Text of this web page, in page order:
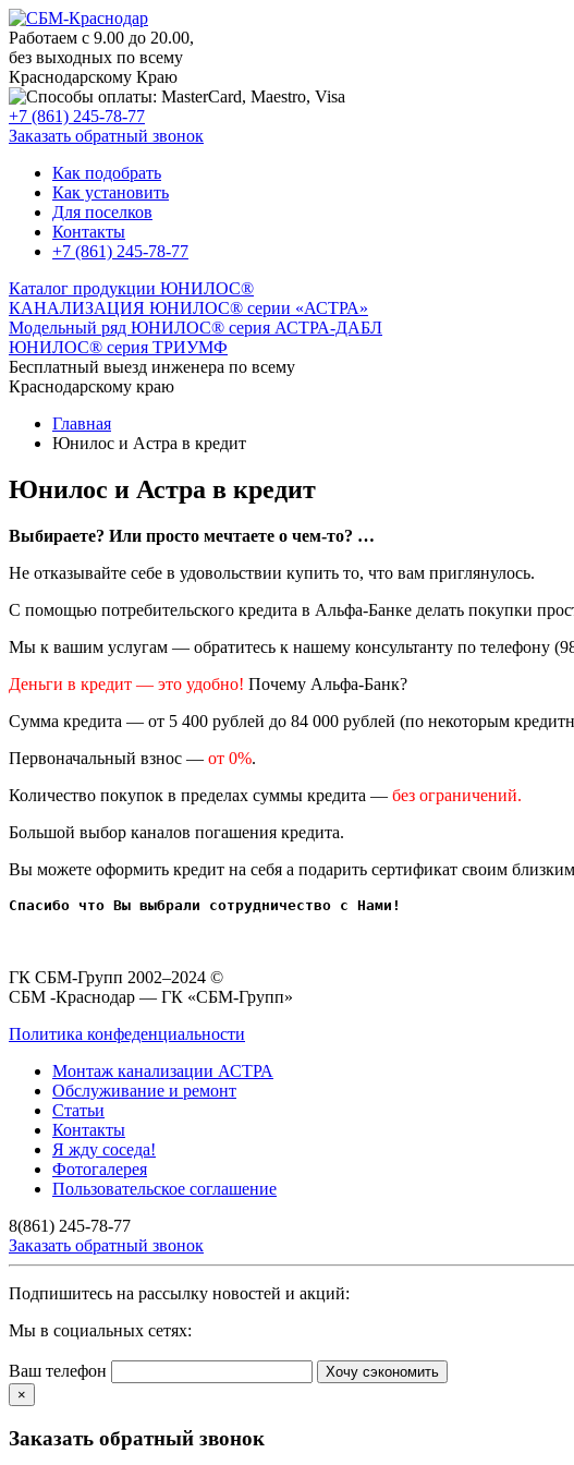
Работаем с 9.00 до 20.00,
без выходных по всему
Краснодарскому Краю
+7 (861) 245-78-77
Заказать обратный звонок
Как подобрать
Как установить
Для поселков
Контакты
+7 (861) 245-78-77
Каталог продукции ЮНИЛОС®
КАНАЛИЗАЦИЯ ЮНИЛОС® серии «АСТРА»
Модельный ряд ЮНИЛОС® серия АСТРА-ДАБЛ
ЮНИЛОС® серия ТРИУМФ
Бесплатный выезд инженера по всему
Краснодарскому краю
Главная
Юнилос и Астра в кредит
Юнилос и Астра в кредит
Выбираете? Или просто мечтаете о чем-то? …
Не отказывайте себе в удовольствии купить то, что вам приглянулось.
С помощью потребительского кредита в Альфа-Банке делать покупки
Мы к вашим услугам — обратитесь к нашему консультанту по телефону
Деньги в кредит — это удобно! Почему Альфа-Банк?
Сумма кредита — от 5 400 рублей до 84 000 рублей (по некоторым
Первоначальный взнос — от 0%.
Количество покупок в пределах суммы кредита — без ограничений.
Большой выбор каналов погашения кредита.
Вы можете оформить кредит на себя а подарить сертификат своим
Спасибо что Вы выбрали сотрудничество с Нами!
ГК СБМ-Групп 2002–2024 ©
СБМ -Краснодар — ГК «СБМ-Групп»
Политика конфеденциальности
Монтаж канализации АСТРА
Обслуживание и ремонт
Статьи
Контакты
Я жду соседа!
Фотогалерея
Пользовательское соглашение
8(861) 245-78-77
Заказать обратный звонок
Подпишитесь на рассылку новостей и акций:
Мы в социальных сетях:
Ваш телефон
Хочу сэкономить
×
Заказать обратный звонок